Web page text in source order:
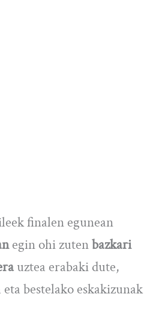
finalen egunean
egin ohi zutenbazkari
uztea erabaki dute,
bestelako eskakizunak